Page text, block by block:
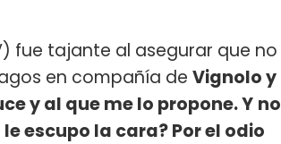
fue tajante al asegurar que no
en compañía de Vignolo y
y al que me lo propone. Y no
escupo la cara? Por el odio